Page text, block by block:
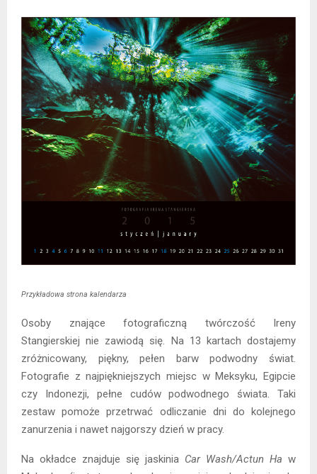
Przykładowa strona kalendarza
Osoby znające fotograficzną twórczość Ireny
Stangierskiej nie zawiodą się. Na 13 kartach dostajemy
zróżnicowany, piękny, pełen barw podwodny świat.
Fotografie z najpiękniejszych miejsc w Meksyku, Egipcie
czy Indonezji, pełne cudów podwodnego świata. Taki
zestaw pomoże przetrwać odliczanie dni do kolejnego
zanurzenia i nawet najgorszy dzień w pracy.
Na okładce znajduje się jaskinia Car Wash/Actun Ha w